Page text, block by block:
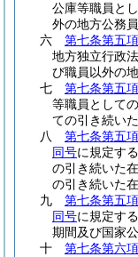
公庫等職員と
外の地方公務
六
第七条第五
地方独立行政
び職員以外の
七
第七条第五
等職員として
ての引き続い
八
第七条第五
同号に規定す
の引き続いた
の引き続いた
九
第七条第五
同号に規定す
期間及び国家
十
第七条第六項